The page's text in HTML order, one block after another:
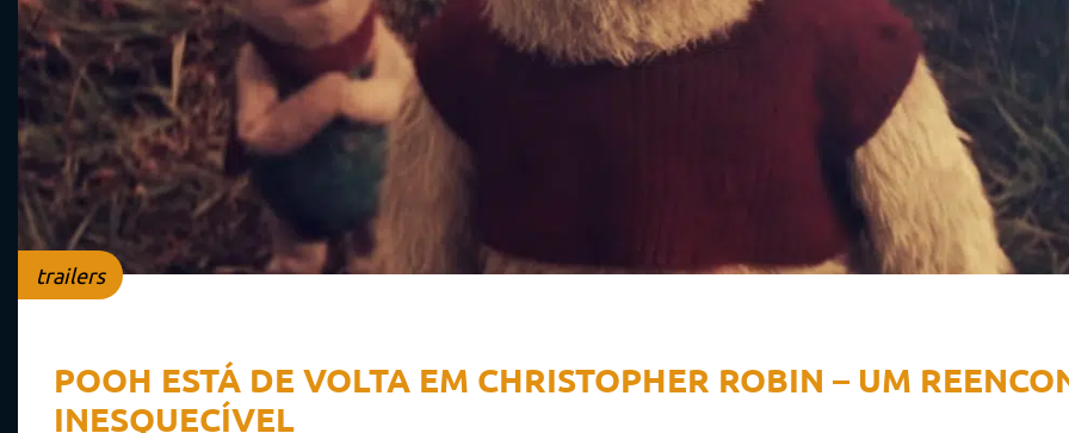
trailers
POOH ESTÁ DE VOLTA EM CHRISTOPHER ROBIN – UM
INESQUECÍVEL